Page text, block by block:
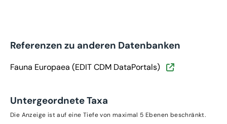
Referenzen zu anderen Datenbanken
Fauna Europaea (EDIT CDM DataPortals)
Untergeordnete Taxa
Die Anzeige ist auf eine Tiefe von maximal 5 Ebenen beschränkt.